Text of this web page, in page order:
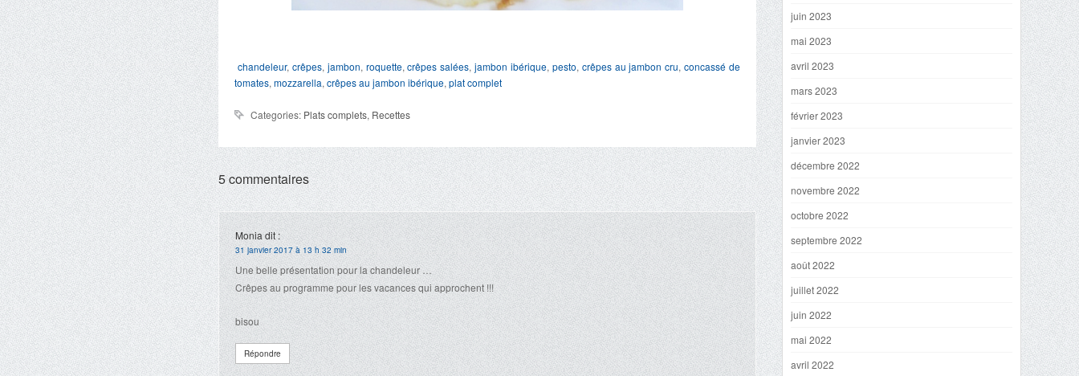
chandeleur, crêpes, jambon, roquette,crêpes salées,jambon ibérique, pesto, crêpes au jambon cru,concassé de
tomates, mozzarella, crêpes au jambon ibérique, plat complet
Categories: Plats complets, Recettes
5 commentaires
Moniadit :
31 janvier 2017 à 13 h 32 min
Une belle présentation pour la chandeleur …
Crêpes au programme pour les vacances qui approchent !!!
bisou
Répondre
juin 2023
mai 2023
avril 2023
mars 2023
février 2023
janvier 2023
décembre 2022
novembre 2022
octobre 2022
septembre 2022
août 2022
juillet 2022
juin 2022
mai 2022
avril 2022